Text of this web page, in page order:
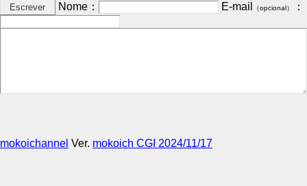
Nome：
E-mail （opcional） ：
mokoichannel Ver. mokoich CGI 2024/11/17